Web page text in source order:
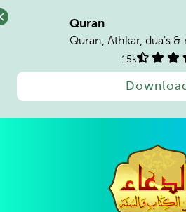
Quran
Quran, Athkar, dua's &
15k